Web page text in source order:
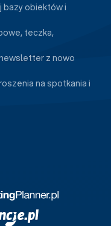
bazy obiektów i
teczka,
z nowo
na spotkania i